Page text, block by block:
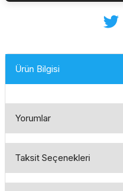
Ürün Bilgisi
Yorumlar
Taksit Seçenekleri